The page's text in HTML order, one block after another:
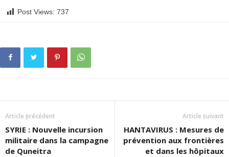
Post Views: 737
Article précédent
SYRIE : Nouvelle incursion
militaire dans la campagne
de Quneitra
Article suivant
HANTAVIRUS : Mesures de
prévention aux frontières
et dans les hôpitaux